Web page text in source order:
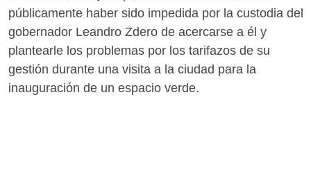
públicamente haber sido impedida por la custodia del
gobernador Leandro Zdero de acercarse a él y
plantearle los problemas por los tarifazos de su
gestión durante una visita a la ciudad para la
inauguración de un espacio verde.